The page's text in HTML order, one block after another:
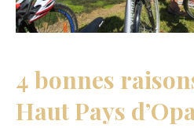
4 bonnes
Haut Pays